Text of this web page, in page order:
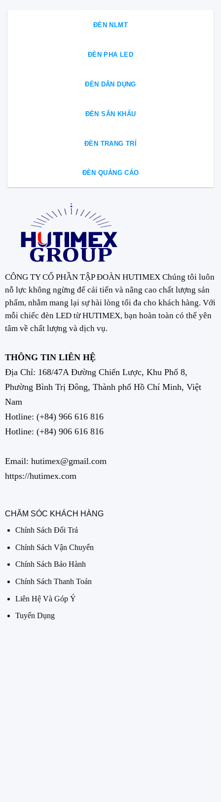
ĐÈN NLMT
ĐÈN PHA LED
ĐÈN DÂN DỤNG
ĐÈN SÂN KHẤU
ĐÈN TRANG TRÍ
ĐÈN QUẢNG CÁO
CÔNG TY CỔ PHẦN TẬP ĐOÀN HUTIMEX Chúng tôi luôn
nỗ lực không ngừng để cải tiến và nâng cao chất lượng sản
phẩm, nhằm mang lại sự hài lòng tối đa cho khách hàng. Với
mỗi chiếc đèn LED từ HUTIMEX, bạn hoàn toàn có thể yên
tâm về chất lượng và dịch vụ.
THÔNG TIN LIÊN HỆ
Địa Chỉ: 168/47A Đường Chiến Lược, Khu Phố 8,
Phường Bình Trị Đông, Thành phố Hồ Chí Minh, Việt
Nam
Hotline: (+84) 966 616 816
Hotline: (+84) 906 616 816
Email: hutimex@gmail.com
https://hutimex.com
CHĂM SÓC KHÁCH HÀNG
Chính Sách Đổi Trả
Chính Sách Vận Chuyển
Chính Sách Bảo Hành
Chính Sách Thanh Toán
Liên Hệ Và Góp Ý
Tuyển Dụng